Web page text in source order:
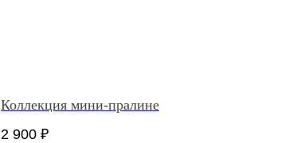
Коллекция мини-пралине
2 900 ₽